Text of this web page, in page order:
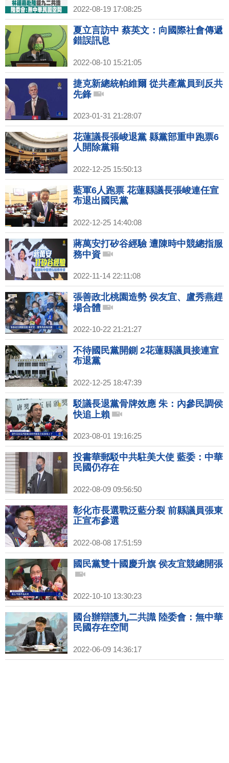
2022-08-19 17:08:25
夏立言訪中 蔡英文：向國際社會傳遞
錯誤訊息
2022-08-10 15:21:05
捷克新總統帕維爾 從共產黨員到反共
先鋒
2023-01-31 21:28:07
花蓮議長張峻退黨 縣黨部重申跑票6
人開除黨籍
2022-12-25 15:50:13
藍軍6人跑票 花蓮縣議長張峻連任宣
布退出國民黨
2022-12-25 14:40:08
蔣萬安打矽谷經驗 遭陳時中競總指服
務中資
2022-11-14 22:11:08
張善政北桃園造勢 侯友宜、盧秀燕趕
場合體
2022-10-22 21:21:27
不待國民黨開鍘 2花蓮縣議員接連宣
布退黨
2022-12-25 18:47:39
駁議長退黨骨牌效應 朱：內參民調侯
快追上賴
2023-08-01 19:16:25
投書華郵駁中共駐美大使 藍委：中華
民國仍存在
2022-08-09 09:56:50
彰化市長選戰泛藍分裂 前縣議員張東
正宣布參選
2022-08-08 17:51:59
國民黨雙十國慶升旗 侯友宜競總開張
2022-10-10 13:30:23
國台辦辯護九二共識 陸委會：無中華
民國存在空間
2022-06-09 14:36:17